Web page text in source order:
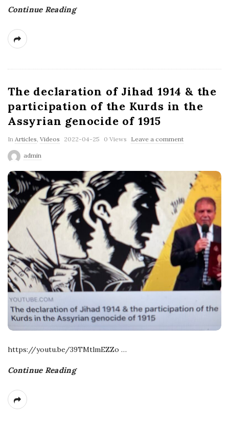
Continue Reading
The declaration of Jihad 1914 & the
participation of the Kurds in the
Assyrian genocide of 1915
In Articles, Videos
P
l
i
s
h
t
e
2022-04-25 0 Views Leave a comment
admin
https://youtu.be/39TMtlmEZZo …
Continue Reading